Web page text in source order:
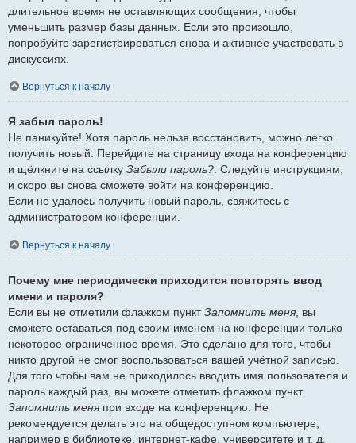
длительное время не оставляющих сообщения, чтобы
уменьшить размер базы данных. Если это произошло,
попробуйте зарегистрироваться снова и активнее участвовать в
дискуссиях.
Вернуться к началу
Я забыл пароль!
Не паникуйте! Хотя пароль нельзя восстановить, можно легко
получить новый. Перейдите на страницу входа на конференцию
и щёлкните на ссылку Забыли пароль?. Следуйте инструкциям,
и скоро вы снова сможете войти на конференцию.
Если не удалось получить новый пароль, свяжитесь с
администратором конференции.
Вернуться к началу
Почему мне периодически приходится повторять ввод
имени и пароля?
Если вы не отметили флажком пунктЗапомнить меня , вы
сможете оставаться под своим именем на конференции только
некоторое ограниченное время. Это сделано для того, чтобы
никто другой не смог воспользоваться вашей учётной записью.
Для того чтобы вам не приходилось вводить имя пользователя и
пароль каждый раз, вы можете отметить флажком пункт
Запомнить меня при входе на конференцию. Не
рекомендуется делать это на общедоступном компьютере,
например в библиотеке, интернет-кафе, университете и т. д.